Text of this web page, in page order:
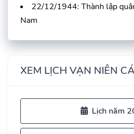
22/12/1944: Thành lập
Nam
XEM LỊCH VẠN NIÊN
Lịch năm